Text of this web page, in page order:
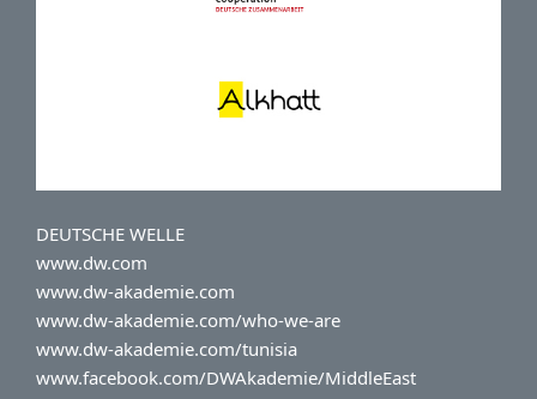
DEUTSCHE WELLE
www.dw.com
www.dw-akademie.com
www.dw-akademie.com/who-we-are
www.dw-akademie.com/tunisia
www.facebook.com/DWAkademie/MiddleEast